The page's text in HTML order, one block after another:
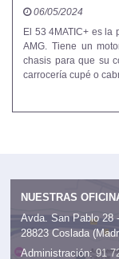
06/05/2024
El 53 4MATIC+ es la
AMG. Tiene un
chasis para que su
carrocería cupé o
NUESTRAS
Avda. San Pablo 28
28823 Coslada
Administración: 91